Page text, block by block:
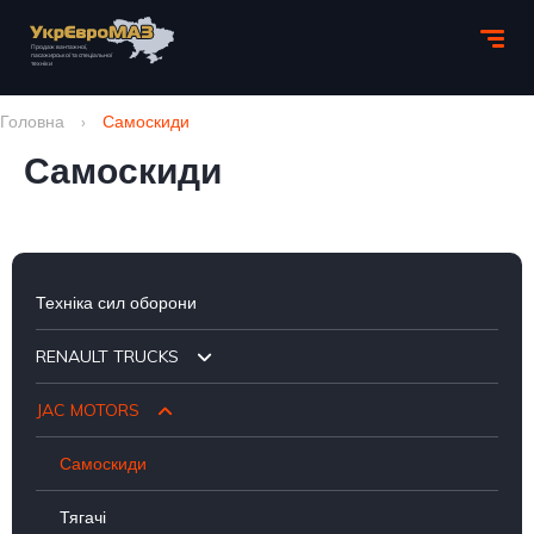
Головна › Самоскиди
Самоскиди
Техніка сил оборони
RENAULT TRUCKS
Шасі
Бортові
JAC MOTORS
Самоскиди
Тягачі